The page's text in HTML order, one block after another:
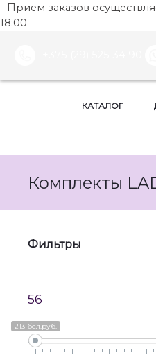
Прием заказов
18:00
КАТАЛОГ
Комплекты
Фильтры
56
213 бел.руб.